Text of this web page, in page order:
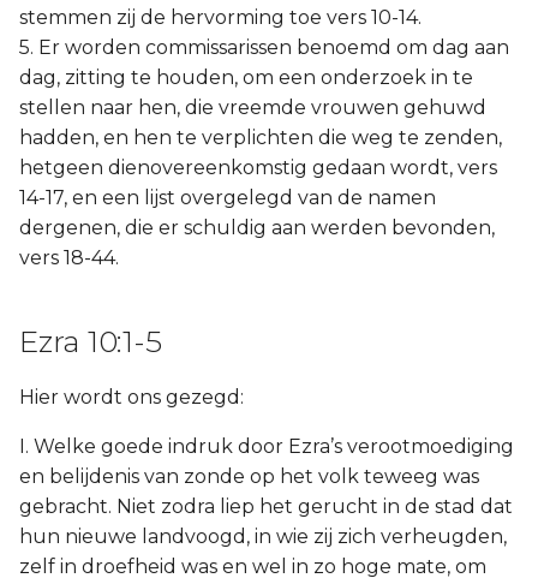
stemmen zij de hervorming toe vers 10-14.
5. Er worden commissarissen benoemd om dag aan
dag, zitting te houden, om een onderzoek in te
stellen naar hen, die vreemde vrouwen gehuwd
hadden, en hen te verplichten die weg te zenden,
hetgeen dienovereenkomstig gedaan wordt, vers
14-17, en een lijst overgelegd van de namen
dergenen, die er schuldig aan werden bevonden,
vers 18-44.
Ezra 10:1-5
Hier wordt ons gezegd:
I. Welke goede indruk door Ezra’s verootmoediging
en belijdenis van zonde op het volk teweeg was
gebracht. Niet zodra liep het gerucht in de stad dat
hun nieuwe landvoogd, in wie zij zich verheugden,
zelf in droefheid was en wel in zo hoge mate, om